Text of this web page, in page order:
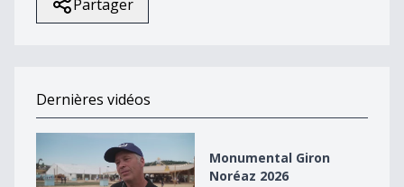
Partager
Dernières vidéos
Monumental Giron Noréaz 2026
Monumental Giron
Noréaz 2026